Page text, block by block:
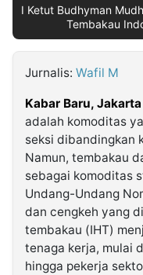
Kabarbaru.co
2026
Kabarbaru
Media
Holding
I Ketut Budhyman
Tembakau
Jurnalis: Wafil M
Kabar Baru, Jakarta
adalah komoditas
seksi dibandingkan
Namun, tembakau
sebagai komoditas
Undang-Undang
dan cengkeh yang
tembakau (IHT)
tenaga kerja, mulai
hingga pekerja